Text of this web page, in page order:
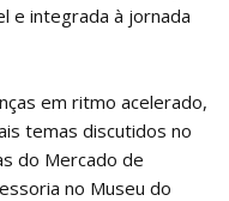
e integrada à jornada
em ritmo acelerado,
temas discutidos no
do Mercado de
no Museu do